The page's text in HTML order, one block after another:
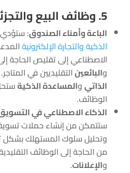
5. وظائف البيع والتجزئة
الباعة وأمناء الصندوق: ستؤدي
الذكية والتجارة الإلكترونية
الاصطناعي إلى تقليص الحاجة
والبائعينالتقليديين في
الذاتيوالمساعدة الذكية
الوظائف.
الذكاء الاصطناعي في
ستتمكن من إنشاء حملات
وتحليل سلوك المستهلك بشكل
من الحاجة إلى الوظائف
والإعلانات.